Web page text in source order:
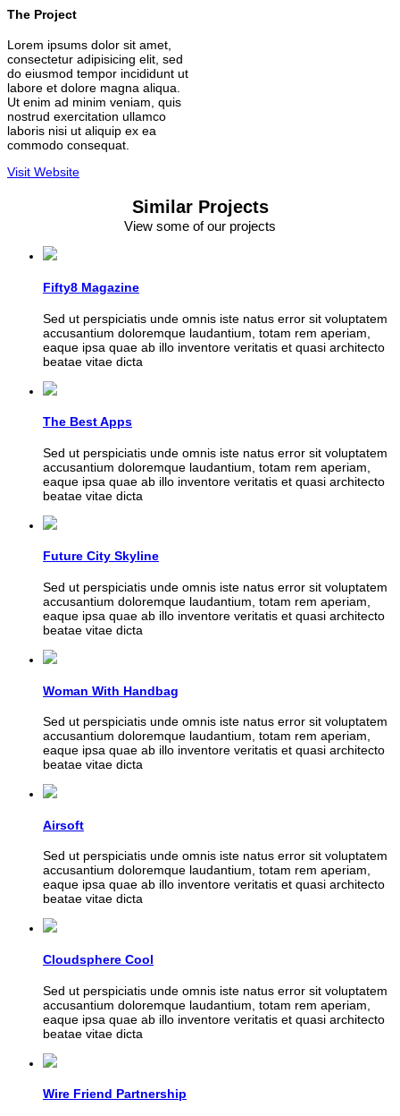
The Project
Lorem ipsums dolor sit amet,
consectetur adipisicing elit, sed
do eiusmod tempor incididunt ut
labore et dolore magna aliqua.
Ut enim ad minim veniam, quis
nostrud exercitation ullamco
laboris nisi ut aliquip ex ea
commodo consequat.
Visit Website
Similar Projects
View some of our projects
Fifty8 Magazine
Sed ut perspiciatis unde omnis iste natus error sit voluptatem
accusantium doloremque laudantium, totam rem aperiam,
eaque ipsa quae ab illo inventore veritatis et quasi architecto
beatae vitae dicta
The Best Apps
Sed ut perspiciatis unde omnis iste natus error sit voluptatem
accusantium doloremque laudantium, totam rem aperiam,
eaque ipsa quae ab illo inventore veritatis et quasi architecto
beatae vitae dicta
Future City Skyline
Sed ut perspiciatis unde omnis iste natus error sit voluptatem
accusantium doloremque laudantium, totam rem aperiam,
eaque ipsa quae ab illo inventore veritatis et quasi architecto
beatae vitae dicta
Woman With Handbag
Sed ut perspiciatis unde omnis iste natus error sit voluptatem
accusantium doloremque laudantium, totam rem aperiam,
eaque ipsa quae ab illo inventore veritatis et quasi architecto
beatae vitae dicta
Airsoft
Sed ut perspiciatis unde omnis iste natus error sit voluptatem
accusantium doloremque laudantium, totam rem aperiam,
eaque ipsa quae ab illo inventore veritatis et quasi architecto
beatae vitae dicta
Cloudsphere Cool
Sed ut perspiciatis unde omnis iste natus error sit voluptatem
accusantium doloremque laudantium, totam rem aperiam,
eaque ipsa quae ab illo inventore veritatis et quasi architecto
beatae vitae dicta
Wire Friend Partnership